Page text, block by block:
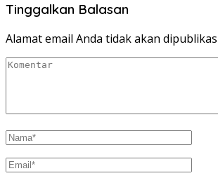
Tinggalkan Balasan
Alamat email Anda tidak akan